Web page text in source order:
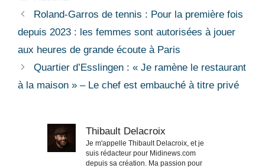
Roland-Garros de tennis : Pour la première fois
depuis 2023 : les femmes sont autorisées à jouer
aux heures de grande écoute à Paris
Quartier d’Esslingen : « Je ramène le restaurant
à la maison » – Le chef est embauché à titre privé
Thibault Delacroix
Je m'appelle Thibault Delacroix, et je
suis rédacteur pour Midinews.com
depuis sa création. Ma passion pour